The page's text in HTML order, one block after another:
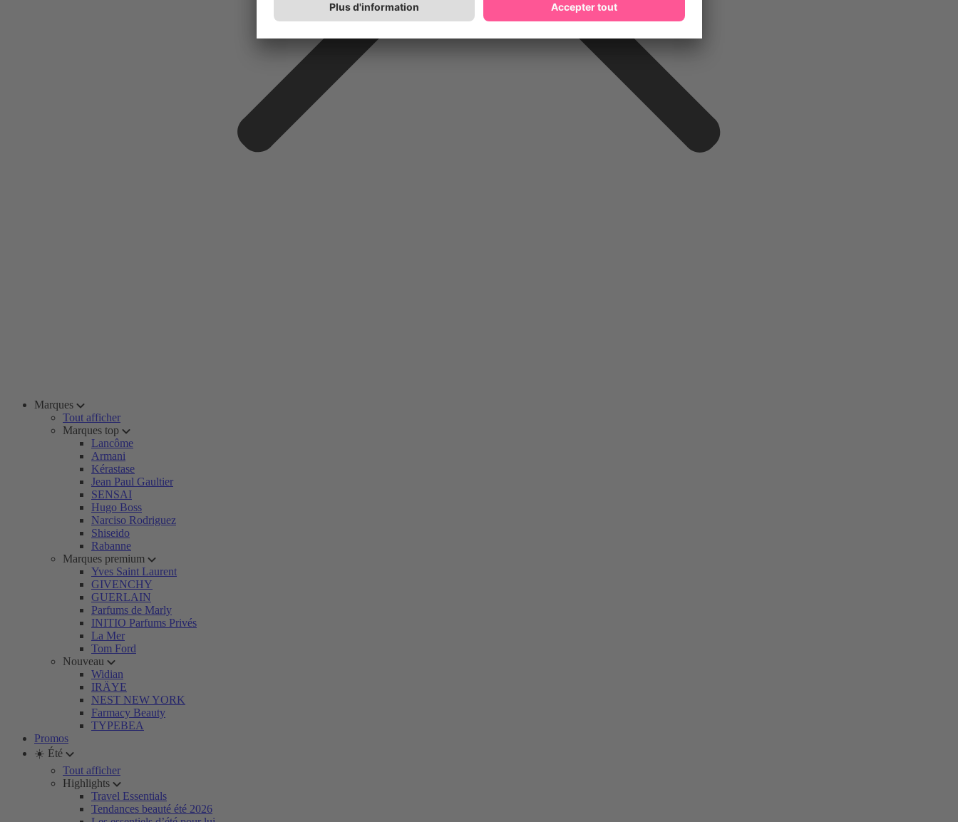
Marques
Tout afficher
Marques top
Lancôme
Armani
Kérastase
Jean Paul Gaultier
SENSAI
Hugo Boss
Narciso Rodriguez
Shiseido
Rabanne
Marques premium
Yves Saint Laurent
GIVENCHY
GUERLAIN
Parfums de Marly
INITIO Parfums Privés
La Mer
Tom Ford
Nouveau
Widian
IRÄYE
NEST NEW YORK
Farmacy Beauty
TYPEBEA
Promos
☀️ Été
Tout afficher
Highlights
Travel Essentials
Tendances beauté été 2026